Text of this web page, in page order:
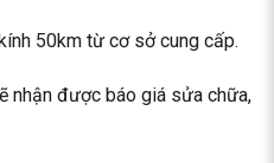
50km từ cơ sở cung cấp.
nhận được báo giá sửa chữa,